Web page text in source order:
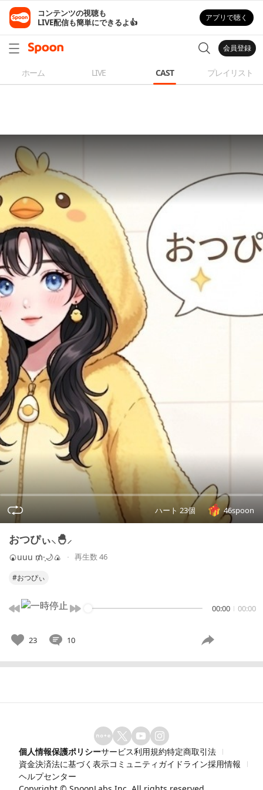
コンテンツの視聴も
LIVE配信も簡単にできるよ👍
アプリで聴く
会員登録
ホーム LIVE CAST プレイリスト
ハート 23個 46spoon
おつぴぃ‪⸜‪‪‪‪🐣⸝‬‪‪
🍘‬uuu ₥·̩🌙🍙 再生数 46
#おつぴぃ
00:00 00:00
23 10
個人情報保護ポリシーサービス利用規約特定商取引法
資金決済法に基づく表示コミュニティガイドライン採用情報
ヘルプセンター